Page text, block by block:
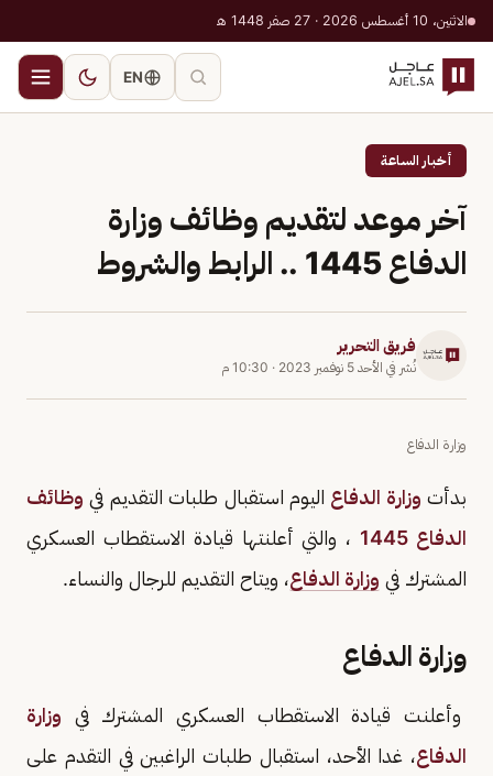
الاثنين، 10 أغسطس 2026 · 27 صفر 1448 هـ
EN
أخبار الساعة
آخر موعد لتقديم وظائف وزارة
الدفاع 1445 .. الرابط والشروط
فريق التحرير
نُشر في الأحد 5 نوفمبر 2023 · 10:30 م
وزارة الدفاع
بدأت وزارة الدفاع اليوم استقبال طلبات التقديم في وظائف
الدفاع 1445
، والتي أعلنتها قيادة الاستقطاب العسكري
المشترك في وزارة الدفاع، ويتاح التقديم للرجال والنساء.
وزارة الدفاع
وأعلنت قيادة الاستقطاب العسكري المشترك في وزارة
الدفاع، غدا الأحد، استقبال طلبات الراغبين في التقدم على